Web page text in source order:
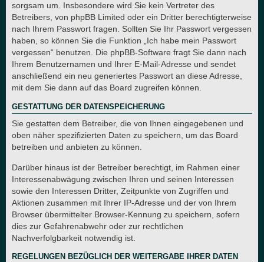
sorgsam um. Insbesondere wird Sie kein Vertreter des
Betreibers, von phpBB Limited oder ein Dritter berechtigterweise
nach Ihrem Passwort fragen. Sollten Sie Ihr Passwort vergessen
haben, so können Sie die Funktion „Ich habe mein Passwort
vergessen“ benutzen. Die phpBB-Software fragt Sie dann nach
Ihrem Benutzernamen und Ihrer E-Mail-Adresse und sendet
anschließend ein neu generiertes Passwort an diese Adresse,
mit dem Sie dann auf das Board zugreifen können.
GESTATTUNG DER DATENSPEICHERUNG
Sie gestatten dem Betreiber, die von Ihnen eingegebenen und
oben näher spezifizierten Daten zu speichern, um das Board
betreiben und anbieten zu können.
Darüber hinaus ist der Betreiber berechtigt, im Rahmen einer
Interessenabwägung zwischen Ihren und seinen Interessen
sowie den Interessen Dritter, Zeitpunkte von Zugriffen und
Aktionen zusammen mit Ihrer IP-Adresse und der von Ihrem
Browser übermittelter Browser-Kennung zu speichern, sofern
dies zur Gefahrenabwehr oder zur rechtlichen
Nachverfolgbarkeit notwendig ist.
REGELUNGEN BEZÜGLICH DER WEITERGABE IHRER DATEN